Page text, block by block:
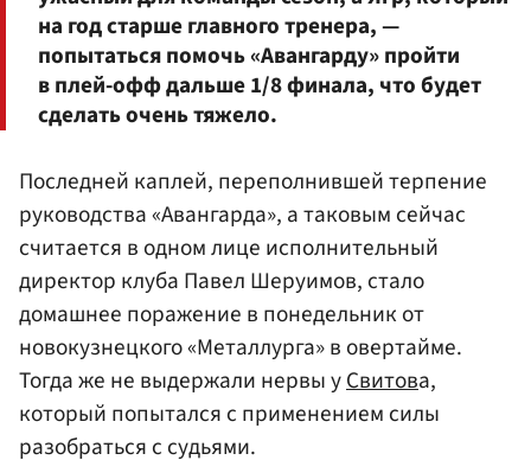
на год старше главного тренера, —
попытаться помочь «Авангарду» пройти
в плей-офф дальше 1/8 финала, что будет
сделать очень тяжело.
Последней каплей, переполнившей терпение
руководства «Авангарда», а таковым сейчас
считается в одном лице исполнительный
директор клуба Павел Шеруимов, стало
домашнее поражение в понедельник от
новокузнецкого «Металлурга» в овертайме.
Тогда же не выдержали нервы уСвитова,
который попытался с применением силы
разобраться с судьями.